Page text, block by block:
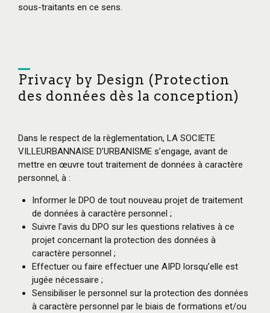
sous-traitants en ce sens.
Privacy by Design (Protection
des données dès la conception)
Dans le respect de la règlementation, LA SOCIETE
VILLEURBANNAISE D’URBANISME s’engage, avant de
mettre en œuvre tout traitement de données à caractère
personnel, à :
Informer le DPO de tout nouveau projet de traitement
de données à caractère personnel ;
Suivre l’avis du DPO sur les questions relatives à ce
projet concernant la protection des données à
caractère personnel ;
Effectuer ou faire effectuer une AIPD lorsqu’elle est
jugée nécessaire ;
Sensibiliser le personnel sur la protection des données
à caractère personnel par le biais de formations et/ou